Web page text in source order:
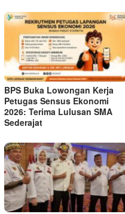
BPS Buka Lowongan Kerja
Petugas Sensus Ekonomi
2026: Terima Lulusan SMA
Sederajat